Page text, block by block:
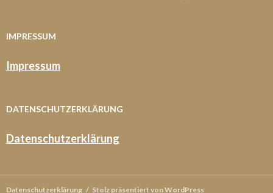
IMPRESSUM
Impressum
DATENSCHUTZERKLÄRUNG
Datenschutzerklärung
Datenschutzerklärung Stolz präsentiert von WordPress